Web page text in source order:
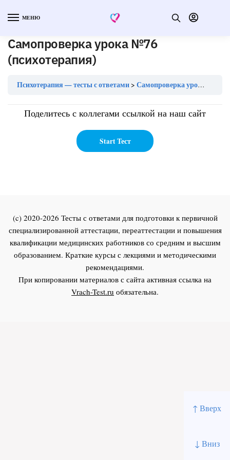
↑ Вверх
↓ Вниз
МЕНЮ
Самопроверка урока №76
(психотерапия)
Психотерапия — тесты с ответами Самопроверка урока №76 (психотерапия)
Поделитесь с коллегами ссылкой на наш сайт
(c) 2020-2026 Тесты с ответами для подготовки к первичной
специализированной аттестации, переаттестации и повышения
квалификации медицинских работников со средним и высшим
образованием. Краткие курсы с лекциями и методическими
рекомендациями.
При копировании материалов с сайта активная ссылка на
Vrach-Test.ru обязательна.